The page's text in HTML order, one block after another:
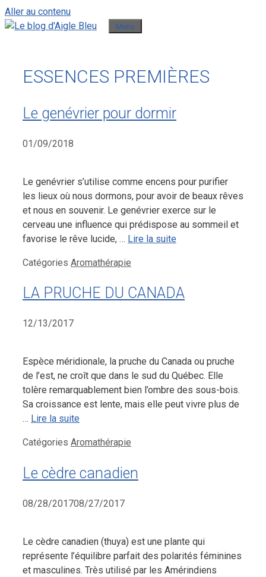
Aller au contenu
Menu
ESSENCES PREMIÈRES
Le genévrier pour dormir
01/09/2018
Le genévrier s’utilise comme encens pour purifier
les lieux où nous dormons, pour avoir de beaux rêves
et nous en souvenir. Le genévrier exerce sur le
cerveau une influence qui prédispose au sommeil et
favorise le rêve lucide, … Lire la suite
Catégories Aromathérapie
LA PRUCHE DU CANADA
12/13/2017
Espèce méridionale, la pruche du Canada ou pruche
de l’est, ne croît que dans le sud du Québec. Elle
tolère remarquablement bien l’ombre des sous-bois.
Sa croissance est lente, mais elle peut vivre plus de
… Lire la suite
Catégories Aromathérapie
Le cèdre canadien
08/28/201708/27/2017
Le cèdre canadien (thuya) est une plante qui
représente l’équilibre parfait des polarités féminines
et masculines. Très utilisé par les Amérindiens